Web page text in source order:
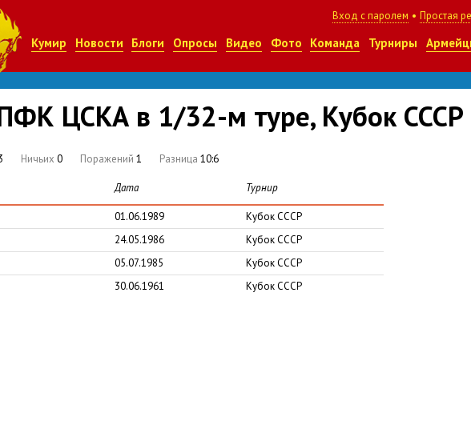
Вход с паролем • Простая
Кумир Новости Блоги Опросы Видео Фото Команда Турниры
ЦСКА в 1/32-м туре, Кубок СССР
Ничьих 0 Поражений 1 Разница 10:6
Дата Турнир
01.06.1989
Кубок СССР
24.05.1986
Кубок СССР
05.07.1985
Кубок СССР
30.06.1961 Кубок СССР